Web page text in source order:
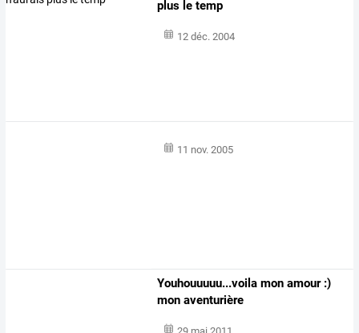
plus le temp
12 déc. 2004
11 nov. 2005
Youhouuuuu...voila mon amour :)
mon aventurière